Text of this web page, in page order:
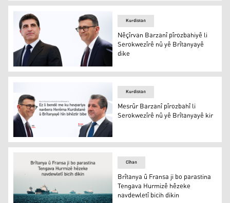
Nêçîrvan Barzanî pîrozbahiyê li Serokwezîrê nû yê
Kurdistan
Nêçîrvan Barzanî pîrozbahiyê li
Serokwezîrê nû yê Brîtanyayê
dike
Mesrûr Barzanî pîrozbahî li Serokwezîrê nû yê
Kurdistan
Mesrûr Barzanî pîrozbahî li
Serokwezîrê nû yê Brîtanyayê kir
Cîhan
Brîtanya û Fransa ji bo parastina
Tengava Hurmizê hêzeke
navdewletî bicih dikin